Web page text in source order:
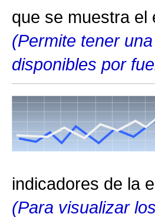
que se muestra el
(Permite tener
disponibles por
indicadores de la
(Para visualizar